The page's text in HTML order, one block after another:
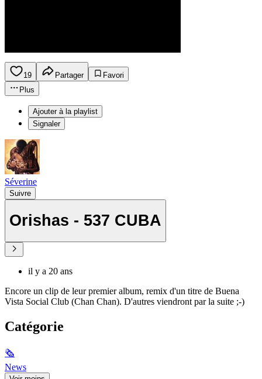
19 Partager
Favori
Plus
Ajouter à la playlist
Signaler
Séverine
Suivre
Orishas - 537 CUBA
il y a 20 ans
Encore un clip de leur premier album, remix d'un titre de Buena
Vista Social Club (Chan Chan). D'autres viendront par la suite ;-)
Catégorie
🗞
News